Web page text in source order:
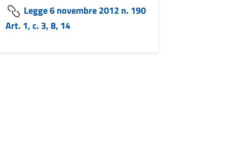
Legge 6 novembre 2012 n. 190
Art. 1, c. 3, 8, 14